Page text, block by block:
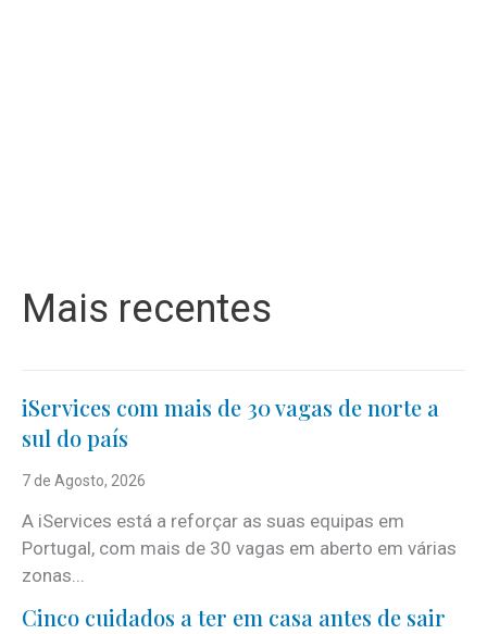
Mais recentes
iServices com mais de 30 vagas de norte a
sul do país
7 de Agosto, 2026
A iServices está a reforçar as suas equipas em
Portugal, com mais de 30 vagas em aberto em várias
zonas...
Cinco cuidados a ter em casa antes de sair